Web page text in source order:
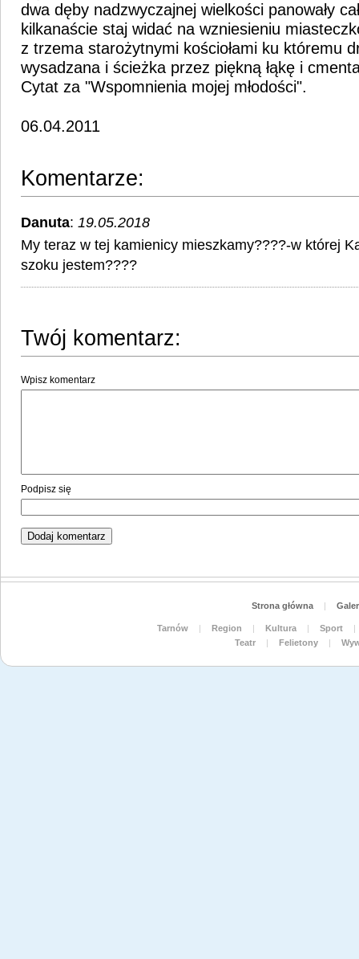
dwa dęby nadzwyczajnej wielkości panowały
kilkanaście staj widać na wzniesieniu
z trzema starożytnymi kościołami ku któremu
wysadzana i ścieżka przez piękną łąkę i
Cytat za "Wspomnienia mojej młodości".
06.04.2011
Komentarze:
Danuta: 19.05.2018
My teraz w tej kamienicy mieszkamy????-w której
szoku jestem????
Twój komentarz:
Wpisz komentarz
Podpisz się
Strona główna |
Tarnów | Region | Kultura | Sport
|
Teatr
| Felietony |